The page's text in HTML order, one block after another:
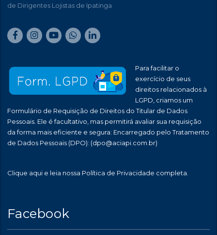
de Dirigentes Lojistas de Ipatinga
Para facilitar o
exercício de seus
direitos relacionados à
LGPD, criamos um
Formulário de Requisição de Direitos do Titular de Dados
Pessoais. Ele é facultativo, mas permitirá avaliar sua requisição
da forma mais eficiente e segura: Encarregado pelo Tratamento
de Dados Pessoais (DPO): (dpo@aciapi.com.br)
Clique aqui e leia nossa Política de Privacidade completa.
Facebook